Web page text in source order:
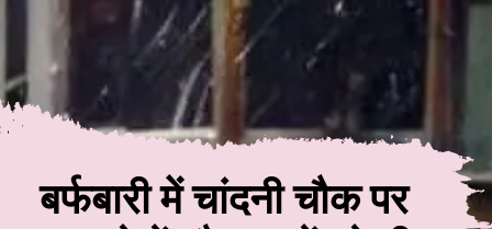
बर्फबारी में चांदनी चौक पर